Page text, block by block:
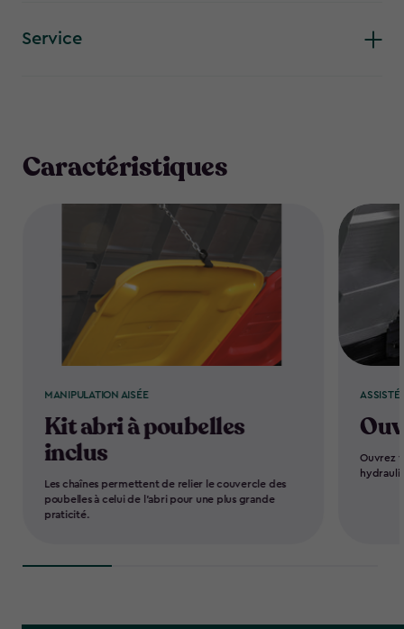
Service
Caractéristiques
MANIPULATION AISÉE
Kit abri à poubelles
inclus
Les chaînes permettent de relier le couvercle des
poubelles à celui de l'abri pour une plus grande
praticité.
Ouvrez